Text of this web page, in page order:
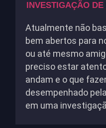
INVESTIGAÇÃO
Atualmente não
bem abertos para
ou até mesmo
preciso estar
andam e o que
desempenhado
em uma